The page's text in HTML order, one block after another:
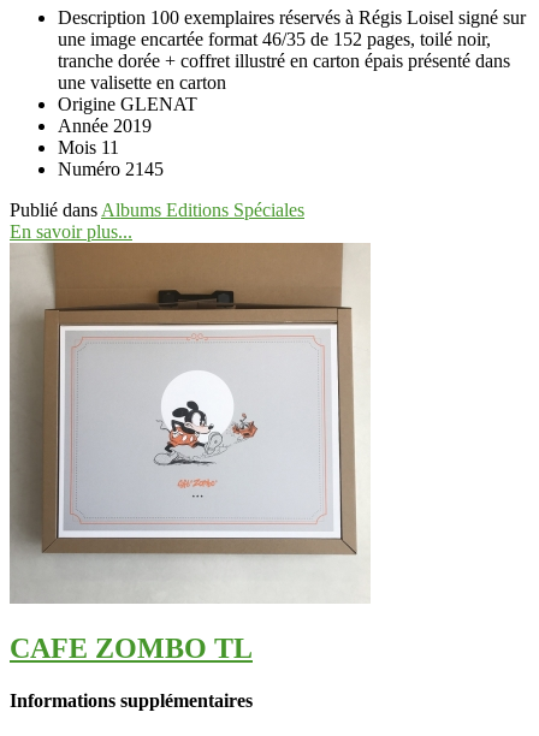
Description 100 exemplaires réservés à Régis Loisel signé sur
une image encartée format 46/35 de 152 pages, toilé noir,
tranche dorée + coffret illustré en carton épais présenté dans
une valisette en carton
Origine GLENAT
Année 2019
Mois 11
Numéro 2145
Publié dans Albums Editions Spéciales
En savoir plus...
CAFE ZOMBO TL
Informations supplémentaires